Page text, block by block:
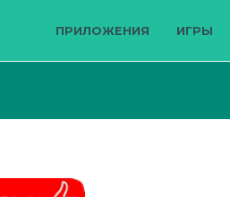
ПРИЛОЖЕНИЯ ИГРЫ